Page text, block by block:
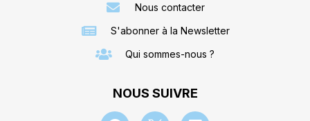
Nous contacter
S'abonner à la Newsletter
Qui sommes-nous ?
NOUS SUIVRE